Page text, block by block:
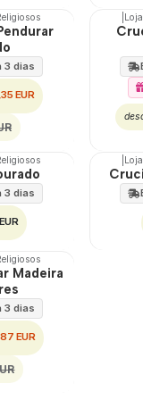
3 dias
,35 EUR
3 dias
Madeira
3 dias
EUR